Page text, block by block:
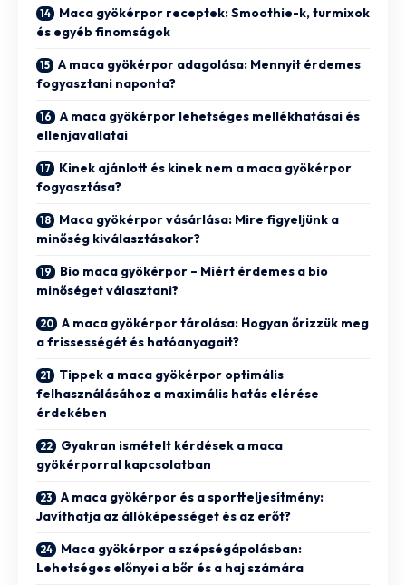
Maca gyökérpor receptek: Smoothie-k, turmixok
és egyéb finomságok
A maca gyökérpor adagolása: Mennyit érdemes
fogyasztani naponta?
A maca gyökérpor lehetséges mellékhatásai és
ellenjavallatai
Kinek ajánlott és kinek nem a maca gyökérpor
fogyasztása?
Maca gyökérpor vásárlása: Mire figyeljünk a
minőség kiválasztásakor?
Bio maca gyökérpor – Miért érdemes a bio
minőséget választani?
A maca gyökérpor tárolása: Hogyan őrizzük meg
a frissességét és hatóanyagait?
Tippek a maca gyökérpor optimális
felhasználásához a maximális hatás elérése
érdekében
Gyakran ismételt kérdések a maca
gyökérporral kapcsolatban
A maca gyökérpor és a sportteljesítmény:
Javíthatja az állóképességet és az erőt?
Maca gyökérpor a szépségápolásban:
Lehetséges előnyei a bőr és a haj számára